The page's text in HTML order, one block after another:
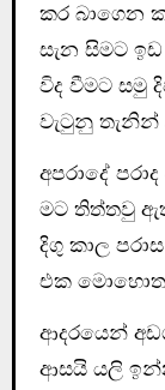
කර බාගෙන
සැන සිමට ඉඩ
විද වීමට සමු
වැටුනු තැනින්
අපරාදේ
මට තිත්තවු
දිගු කාල
එක මොහොත
ආදරයෙන්
ආසයි යලි